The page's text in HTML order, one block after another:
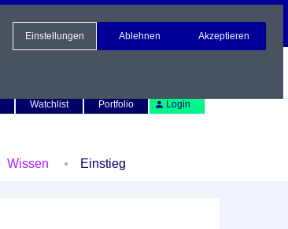
Watchlist Portfolio Login
Wissen Einstieg
Einstellungen Ablehnen Akzeptieren